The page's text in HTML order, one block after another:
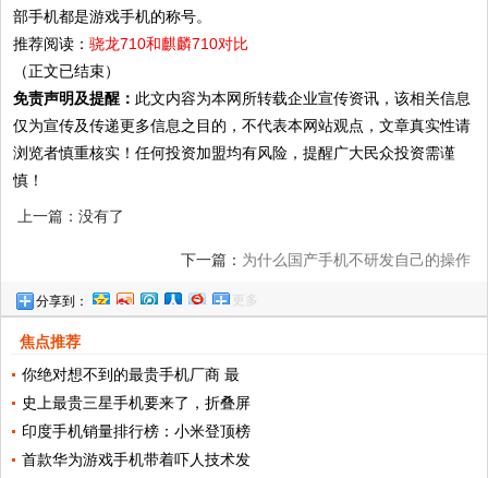
部手机都是游戏手机的称号。
推荐阅读：骁龙710和麒麟710对比
（正文已结束）
免责声明及提醒： 此文内容为本网所转载企业宣传资讯，该相关信息
仅为宣传及传递更多信息之目的，不代表本网站观点，文章真实性请
浏览者慎重核实！任何投资加盟均有风险，提醒广大民众投资需谨
慎！
上一篇：没有了
下一篇： 为什么国产手机不研发自己的操作
分享到： 更多
焦点推荐
你绝对想不到的最贵手机厂商 最
史上最贵三星手机要来了，折叠屏
印度手机销量排行榜：小米登顶榜
首款华为游戏手机带着吓人技术发